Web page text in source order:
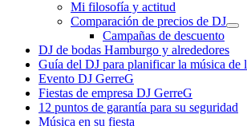
Mi filosofía y actitud
Comparación de precios de DJ
Campañas de descuento
DJ de bodas Hamburgo y alrededores
Guía del DJ para planificar la música de
Evento DJ GerreG
Fiestas de empresa DJ GerreG
12 puntos de garantía para su seguridad
Música en su fiesta